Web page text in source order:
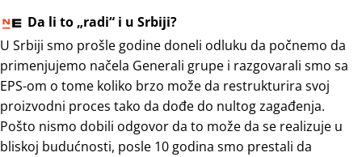
Da li to „radi“ i u Srbiji?
U Srbiji smo prošle godine doneli odluku da počnemo da
primenjujemo načela Generali grupe i razgovarali smo sa
EPS-om o tome koliko brzo može da restrukturira svoj
proizvodni proces tako da dođe do nultog zagađenja.
Pošto nismo dobili odgovor da to može da se realizuje u
bliskoj budućnosti, posle 10 godina smo prestali da